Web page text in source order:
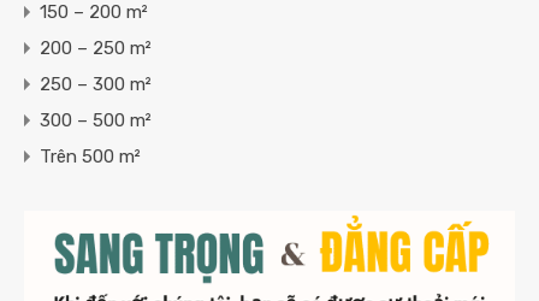
150 – 200 m²
200 – 250 m²
250 – 300 m²
300 – 500 m²
Trên 500 m²